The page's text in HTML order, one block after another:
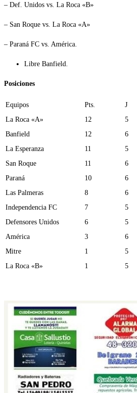
– Def. Unidos vs. La Roca «B»
– San Roque vs. La Roca «A»
– Paraná FC vs. América.
Libre Banfield.
Posiciones
Equipos Pts.
J
La Roca «A»
12
5
Banfield
12
6
La Esperanza
11
5
San Roque
11
6
Paraná
10
6
Las Palmeras
8
6
Independencia FC
7
5
Defensores Unidos
6
5
América
3
6
Mitre
1
5
La Roca «B»
1 5